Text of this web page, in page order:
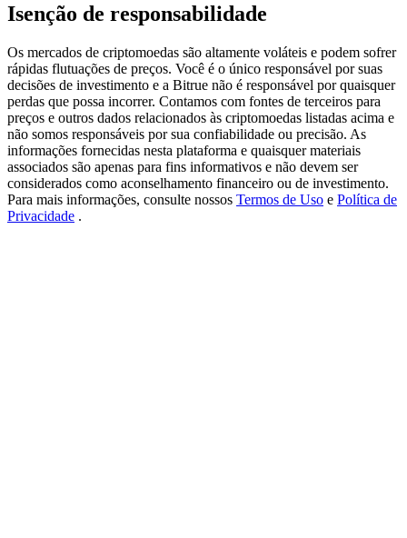
USDT New User Exclusive 10% APR
USDT Flexible Staking | Daily Rewards
New Listing Futures Fest
Trade New Futures, Win 200,000 USDT
Isenção de responsabilidade
Os mercados de criptomoedas são altamente voláteis e podem sofrer
rápidas flutuações de preços. Você é o único responsável por suas
decisões de investimento e a Bitrue não é responsável por quaisquer
perdas que possa incorrer. Contamos com fontes de terceiros para
preços e outros dados relacionados às criptomoedas listadas acima e
não somos responsáveis por sua confiabilidade ou precisão. As
informações fornecidas nesta plataforma e quaisquer materiais
associados são apenas para fins informativos e não devem ser
considerados como aconselhamento financeiro ou de investimento.
Para mais informações, consulte nossos Termos de Uso e Política de
Privacidade .